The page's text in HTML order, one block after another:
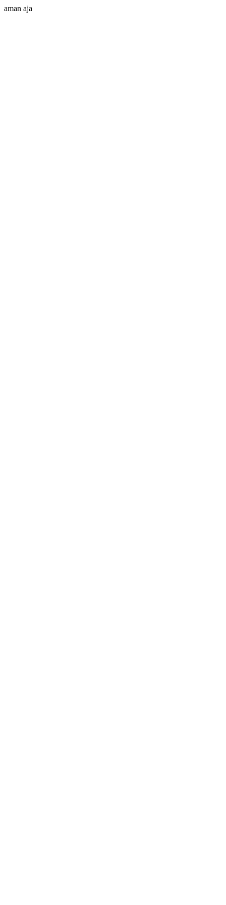
aman aja